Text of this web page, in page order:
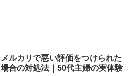
メルカリで悪い評価をつけられた
場合の対処法｜50代主婦の実体験